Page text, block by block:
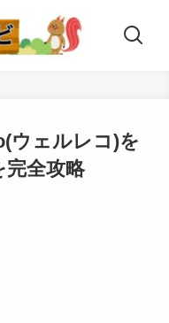
ウェルレコ)を
完全攻略